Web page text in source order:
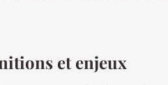
et enjeux